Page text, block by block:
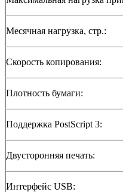
Месячная нагрузка, стр.:
Скорость копирования:
Плотность бумаги:
Поддержка PostScript 3:
Двусторонняя печать:
Интерфейс USB: